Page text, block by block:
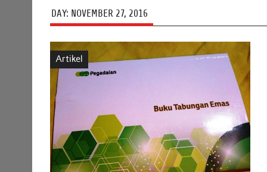
DAY: NOVEMBER 27, 2016
Artikel